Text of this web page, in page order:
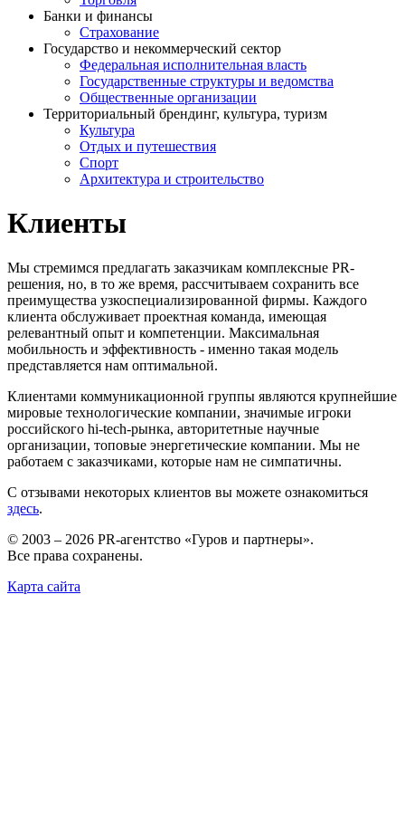
Банки и финансы
Страхование
Государство и некоммерческий сектор
Федеральная исполнительная власть
Государственные структуры и ведомства
Общественные организации
Территориальный брендинг, культура, туризм
Культура
Отдых и путешествия
Спорт
Архитектура и строительство
Клиенты
Мы стремимся предлагать заказчикам комплексные PR-
решения, но, в то же время, рассчитываем сохранить все
преимущества узкоспециализированной фирмы. Каждого
клиента обслуживает проектная команда, имеющая
релевантный опыт и компетенции. Максимальная
мобильность и эффективность - именно такая модель
представляется нам оптимальной.
Клиентами коммуникационной группы являются крупнейшие
мировые технологические компании, значимые игроки
российского hi-tech-рынка, авторитетные научные
организации, топовые энергетические компании. Мы не
работаем с заказчиками, которые нам не симпатичны.
С отзывами некоторых клиентов вы можете ознакомиться
здесь.
© 2003 – 2026 PR-агентство «Гуров и партнеры».
Все права сохранены.
Карта сайта